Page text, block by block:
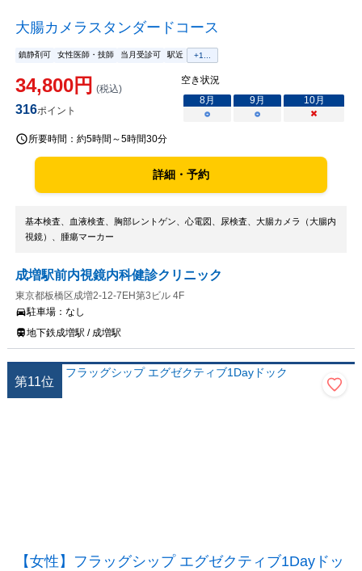
大腸カメラスタンダードコース
鎮静剤可 女性医師・技師 当月受診可 駅近 +1...
34,800円 (税込)
316ポイント
空き状況
8月 9月 10月
○
○ ×
所要時間： 約5時間～5時間30分
詳細・予約
基本検査、血液検査、胸部レントゲン、心電図、尿検査、大腸カメラ（大腸内
視鏡）、腫瘍マーカー
成増駅前内視鏡内科健診クリニック
東京都板橋区成増2-12-7EH第3ビル 4F
駐車場： なし
地下鉄成増駅 / 成増駅
第11位
【女性】フラッグシップ エグゼクティブ1Dayドッ